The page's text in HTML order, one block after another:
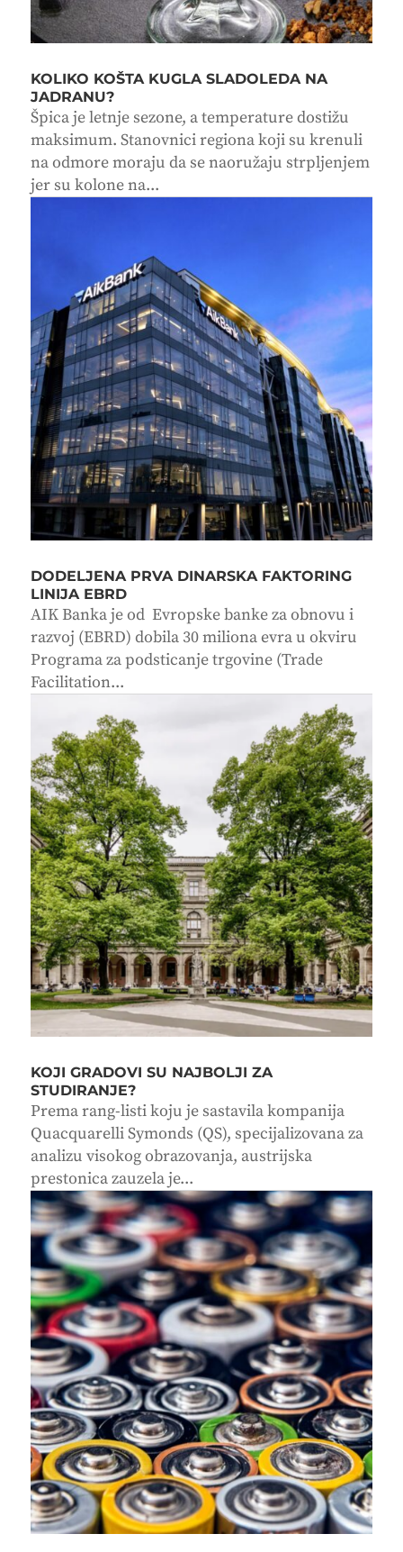
KOLIKO KOŠTA KUGLA SLADOLEDA NA
JADRANU?
Špica je letnje sezone, a temperature dostižu
maksimum. Stanovnici regiona koji su krenuli
na odmore moraju da se naoružaju strpljenjem
jer su kolone na...
DODELJENA PRVA DINARSKA FAKTORING
LINIJA EBRD
AIK Banka je od Evropske banke za obnovu i
razvoj (EBRD) dobila 30 miliona evra u okviru
Programa za podsticanje trgovine (Trade
Facilitation...
KOJI GRADOVI SU NAJBOLJI ZA
STUDIRANJE?
Prema rang-listi koju je sastavila kompanija
Quacquarelli Symonds (QS), specijalizovana za
analizu visokog obrazovanja, austrijska
prestonica zauzela je...